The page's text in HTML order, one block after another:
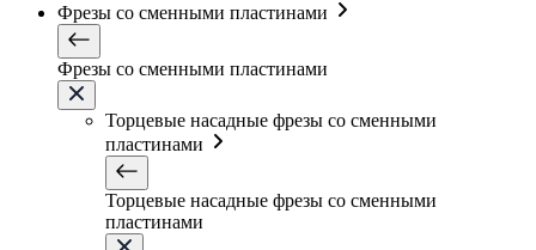
Фрезы со сменными пластинами
Фрезы со сменными пластинами
Торцевые насадные фрезы со сменными
пластинами
Торцевые насадные фрезы со сменными
пластинами